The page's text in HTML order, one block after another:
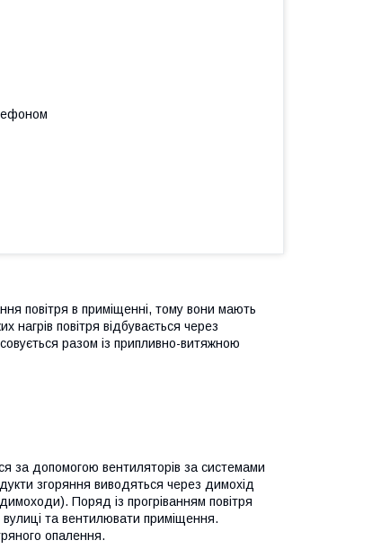
повітря в приміщенні, тому вони мають
повітря відбувається через
разом із припливно-витяжною
за допомогою вентиляторів за системами
згоряння виводяться через димохід
Поряд із прогріванням повітря
вулиці та вентилювати приміщення.
опалення.